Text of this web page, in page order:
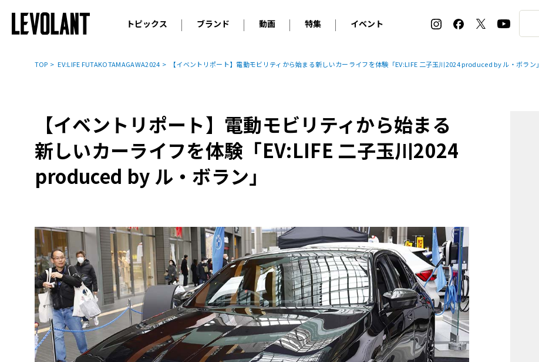
トピックス
ニュース
コラム
ブランド
輸入車 アウディ BMW
アルピナ
プジョー
ルノー
アバルト
アルファ・ロメオ
フェラーリ
ランボルギーニ
マセラティ
アストン・マーティン
ベントレー
ボルボ
キャデラック
シボレー
ジープ
テスラ
ヒョンデ
BYD
その他
国産車 レクサス トヨタ
日産
ホンダ
スバル
マツダ
動画
オリジナル動画
特集
2026 サマータイヤ＆ホイール バイヤーズガイド
ホイールカタログ
タイヤ特集
イベント
ル・ボラン カーズ・ミート2026横浜
EV:LIFE KOBE 2025
ル・ボラン カーズ・ミート2025横浜
TOP EV:LIFE FUTAKOTAMAGAWA2024 【イベントリポート】電動モビリティから始まる新しいカーライフを体験「EV:LIFE 二子玉川2024 produced by ル・ボラン」
【イベントリポート】電動モビリティから始まる
新しいカーライフを体験「EV:LIFE 二子玉川2024
produced by ル・ボラン」